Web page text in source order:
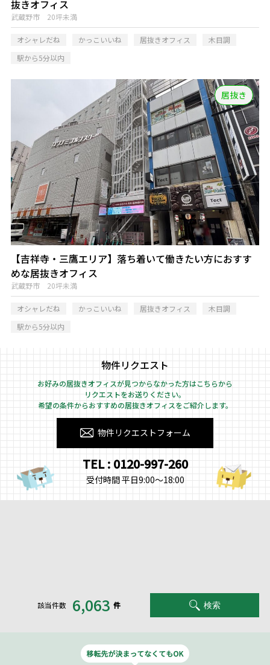
抜きオフィス
武蔵野市 20坪未満
オシャレだね かっこいいね 居抜きオフィス
木目調
駅から5分以内
居抜き
【吉祥寺・三鷹エリア】落ち着いて働きたい方におすす
めな居抜きオフィス
武蔵野市 20坪未満
オシャレだね かっこいいね 居抜きオフィス
木目調
駅から5分以内
物件リクエスト
お好みの居抜きオフィスが見つからなかった方はこちらから
リクエストをお送りください。
希望の条件からおすすめの居抜きオフィスをご紹介します。
物件リクエストフォーム
TEL : 0120-997-260
受付時間 平日9:00～18:00
該当件数 6,063 件 検索